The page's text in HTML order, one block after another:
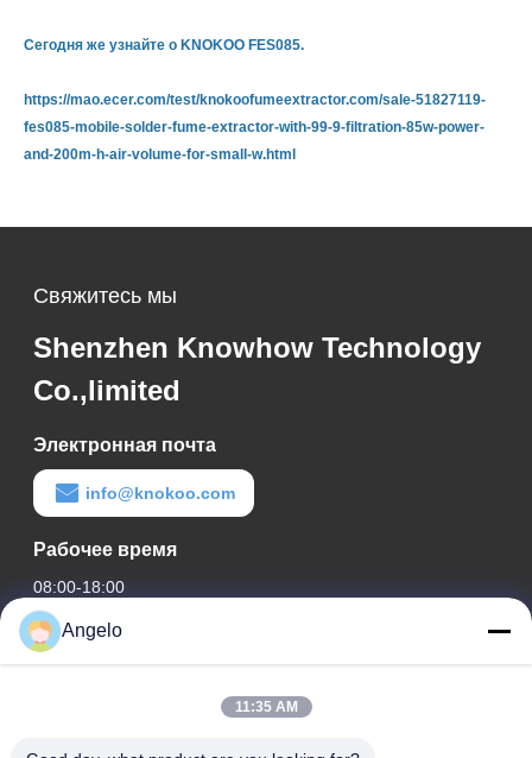
Сегодня же узнайте о KNOKOO FES085.
https://mao.ecer.com/test/knokoofumeextractor.com/sale-51827119-
fes085-mobile-solder-fume-extractor-with-99-9-filtration-85w-power-
and-200m-h-air-volume-for-small-w.html
Свяжитесь мы
Shenzhen Knowhow Technology
Co.,limited
Электронная почта
info@knokoo.com
Рабочее время
08:00-18:00
Наш адрес
Комната 1508, здание Taojing Business, улица Минбао,
Angelo
11:35 AM